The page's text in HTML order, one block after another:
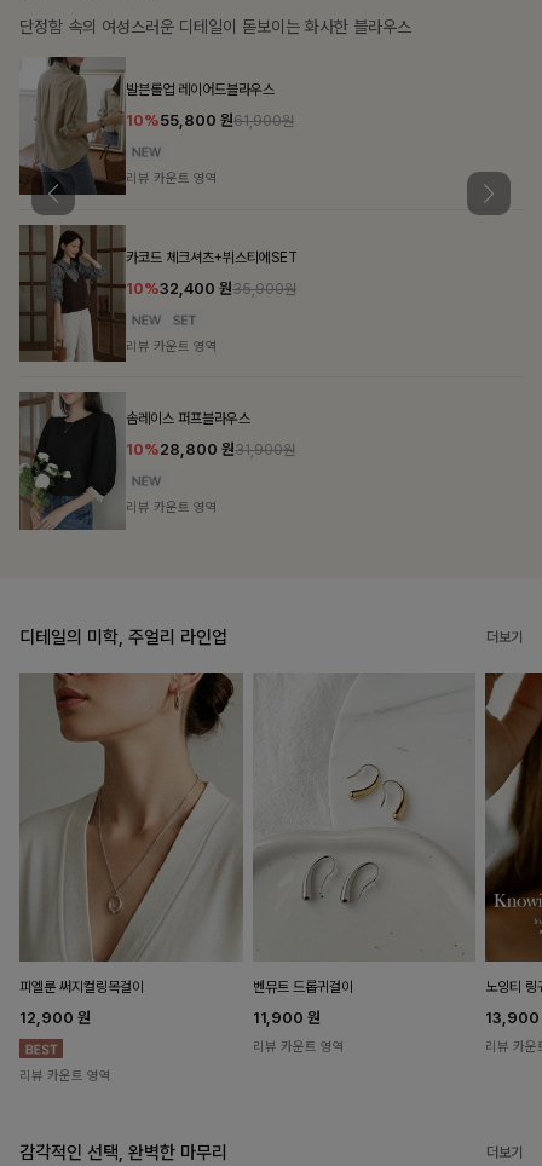
탄탄한 소재와 깔끔한 핏, 매일 손이 가는 데일리 티셔츠
키오스 프린팅맨투맨티
10%24,300 원26,900원
리뷰 카운트 영역
캘리븐 레터링맨투맨티
10%24,300 원26,900원
리뷰 카운트 영역
몬탈리 레터링티셔츠
10%18,000 원19,900원
리뷰 카운트 영역
디테일의 미학, 주얼리 라인업 더보기
피엘룬 써지컬링목걸이
12,900 원
리뷰 카운트 영역
벤뮤트 드롭귀걸이
11,900 원
리뷰 카운트 영역
노잉티 링
리뷰 카운
감각적인 선택, 완벽한 마무리 더보기